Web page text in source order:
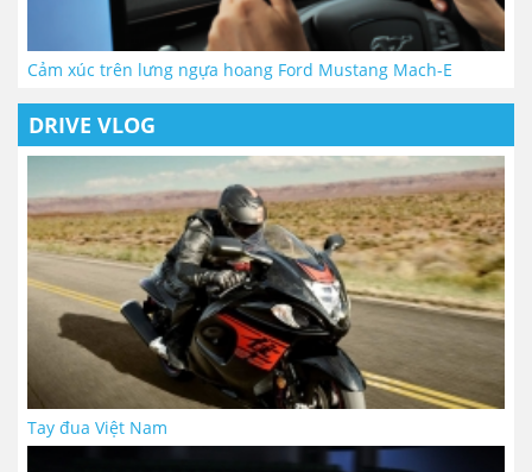
Cảm xúc trên lưng ngựa hoang Ford Mustang Mach-E
DRIVE VLOG
Tay đua Việt Nam